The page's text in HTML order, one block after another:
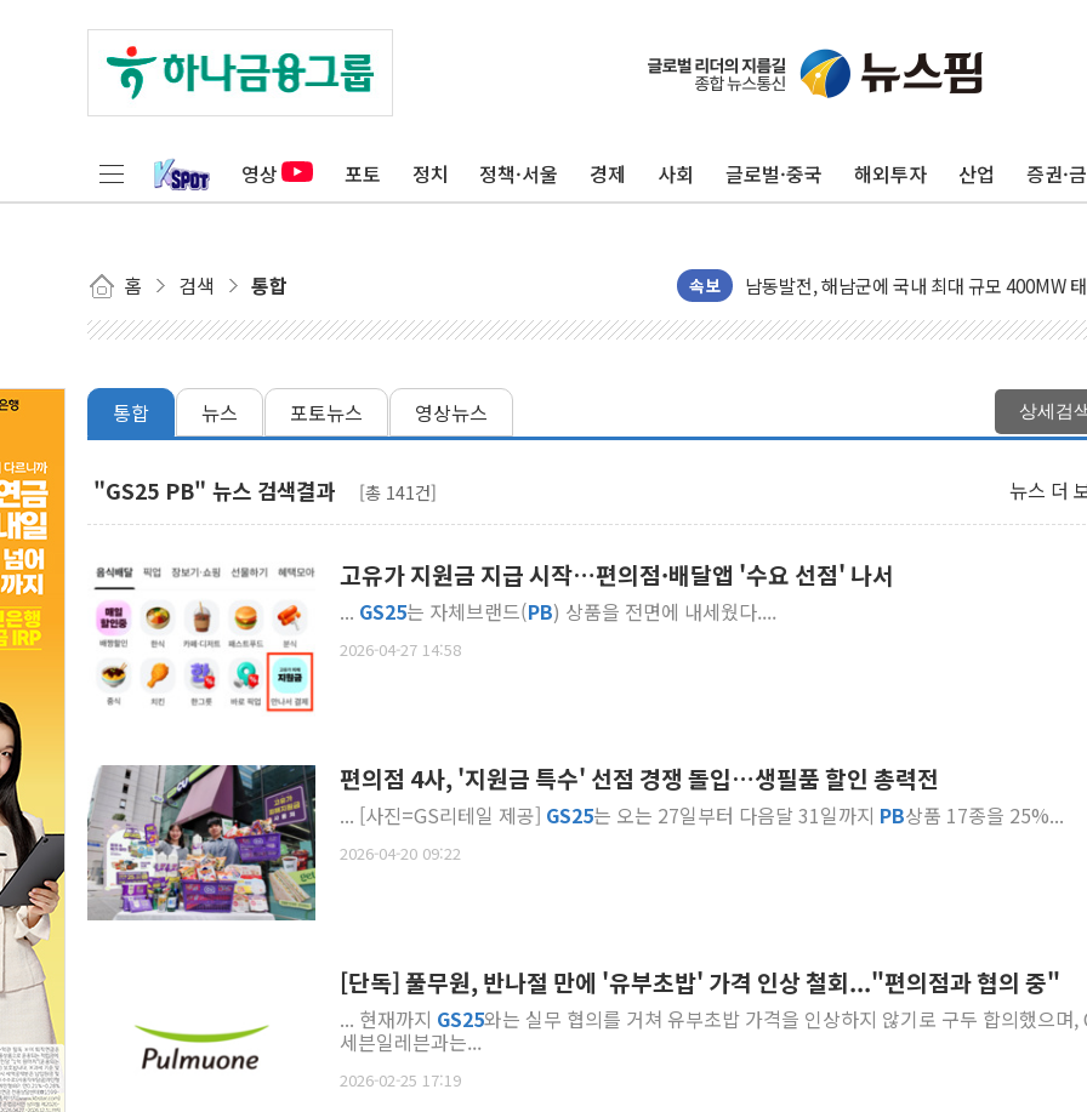
영상 포토 정치 정책·서울 경제 사회 글로벌·중국 해외투자 산업 증권·
홈 검색 통합 속보
[사진] 빈살만과 에르도안의 만남
[인도증시] 중동 불안 속 유가 상승에 소폭 하
황희 '폐버스 청년주택' SNS 글 역풍에 "정부
사우디·튀르키예·파키스탄, '공동방위협정
신길동 신축도 3.3㎡당 7250만원…써밋 클라
[AI 부동산 투데이] 특공 전략도 '극과 극'…생
[베트남 증시] 유동성 부진 지속, 강보합 마감
'찜통더위'에 전력수요 역대 최고치 경신…한
태국 학교서 중학생 총기 난사...최소 7명 사망
40.2도 찍은 서울 등 폭염중대경보 해제…누
통합 뉴스 포토뉴스 영상뉴스 상세검
"GS25 PB" 뉴스 검색결과 [총 141건] 뉴스 더
고유가 지원금 지급 시작…편의점·배달앱 '수요 선점' 나서
... GS25는 자체브랜드(PB) 상품을 전면에 내세웠다....
2026-04-27 14:58
편의점 4사, '지원금 특수' 선점 경쟁 돌입…생필품 할인 총력전
... [사진=GS리테일 제공] GS25는 오는 27일부터 다음달 31일까지 PB상품 17종을 25%...
2026-04-20 09:22
[단독] 풀무원, 반나절 만에 '유부초밥' 가격 인상 철회..."편의점과 협의 중"
... 현재까지 GS25와는 실무 협의를 거쳐 유부초밥 가격을 인상하지 않기로 구두 합의했으며,
세븐일레븐과는...
2026-02-25 17:19